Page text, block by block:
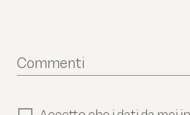
Commenti